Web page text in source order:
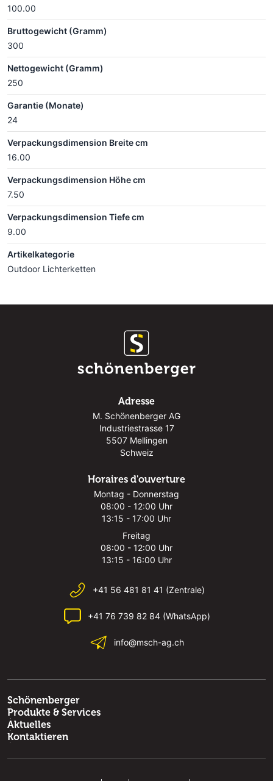
100.00
Bruttogewicht (Gramm)
300
Nettogewicht (Gramm)
250
Garantie (Monate)
24
Verpackungsdimension Breite cm
16.00
Verpackungsdimension Höhe cm
7.50
Verpackungsdimension Tiefe cm
9.00
Artikelkategorie
Outdoor Lichterketten
Adresse
M. Schönenberger AG
Industriestrasse 17
5507 Mellingen
Schweiz
Horaires d'ouverture
Montag - Donnerstag
08:00 - 12:00 Uhr
13:15 - 17:00 Uhr
Freitag
08:00 - 12:00 Uhr
13:15 - 16:00 Uhr
+41 56 481 81 41 (Zentrale)
+41 76 739 82 84 (WhatsApp)
info@msch-ag.ch
Schönenberger
Produkte & Services
Aktuelles
Kontaktieren